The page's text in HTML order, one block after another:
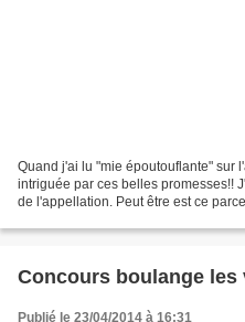
Quand j'ai lu "mie époutouflante" sur
intriguée par ces belles promesses!!
de l'appellation. Peut être est ce
Concours boulange
Publié le 23/04/2014 à 16:31